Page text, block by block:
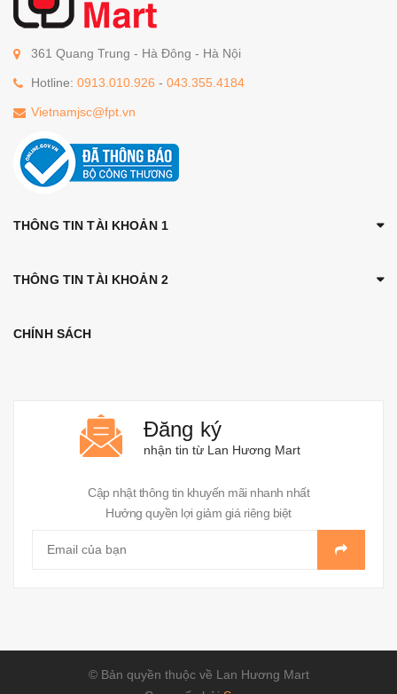
361 Quang Trung - Hà Đông - Hà Nội
Hotline: 0913.010.926 - 043.355.4184
Vietnamjsc@fpt.vn
THÔNG TIN TÀI KHOẢN 1
THÔNG TIN TÀI KHOẢN 2
CHÍNH SÁCH
Đăng ký
nhận tin từ Lan Hương Mart
Cập nhật thông tin khuyến mãi nhanh nhất
Hưởng quyền lợi giảm giá riêng biệt
© Bản quyền thuộc về Lan Hương Mart